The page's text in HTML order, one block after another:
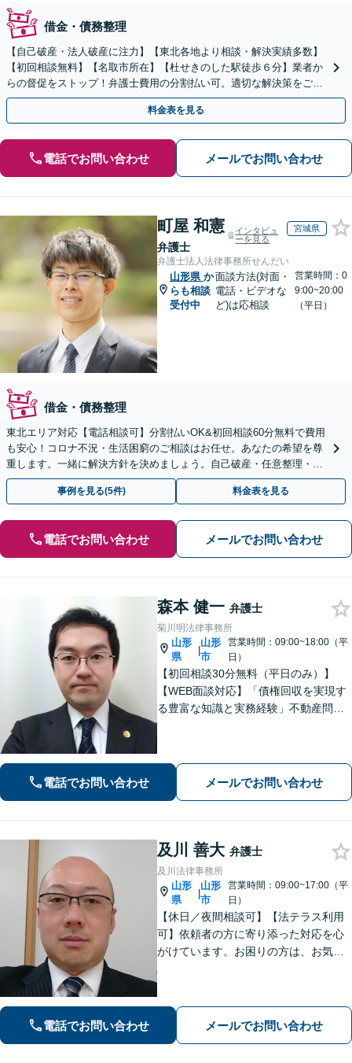
借金・債務整理
【自己破産・法人破産に注力】【東北各地より相談・解決実績多数】
【初回相談無料】【名取市所在】【杜せきのした駅徒歩６分】業者か
らの督促をストップ！弁護士費用の分割払い可。適切な解決策をご提
案します【土曜相談可】【駐車場完備】【完全個室】
料金表を見る
電話でお問い合わせ メールでお問い合わせ
町屋 和憲
弁護士
インタビュ
ーを見る
宮城県
弁護士法人法律事務所せんだい
山形県 か
らも相談
受付中
面談方法(対面・
電話・ビデオな
ど)は応相談
営業時間：0
9:00~20:00
（平日）
借金・債務整理
東北エリア対応【電話相談可】分割払いOK&初回相談60分無料で費用
も安心！コロナ不況・生活困窮のご相談はお任せ。あなたの希望を尊
重します。一緒に解決方針を決めましょう。自己破産・任意整理・個
人再生・時効の援用など実績多数【完全個室】
事例を見る(5件) 料金表を見る
電話でお問い合わせ メールでお問い合わせ
森本 健一 弁護士
菊川明法律事務所
山形
県
|
山形
市
営業時間：09:00~18:00（平
日）
【初回相談30分無料（平日のみ）】
【WEB面談対応】「債権回収を実現す
る豊富な知識と実務経験」不動産問
【休日・夜間相談可】
電話でお問い合わせ メールでお問い合わせ
及川 善大 弁護士
及川法律事務所
山形
県
|
山形
市
営業時間：09:00~17:00（平
日）
【休日／夜間相談可】【法テラス利用
可】依頼者の方に寄り添った対応を心
がけています。お困りの方は、お気軽
電話でお問い合わせ メールでお問い合わせ